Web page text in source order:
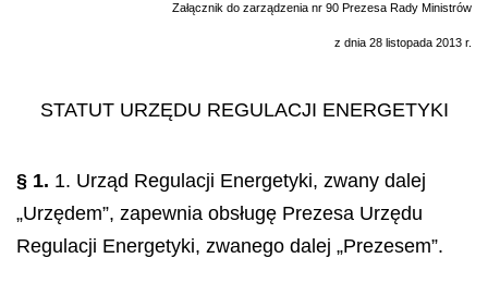
Załącznik do zarządzenia nr 90 Prezesa Rady Ministrów
z dnia 28 listopada 2013 r.
STATUT URZĘDU REGULACJI ENERGETYKI
§ 1. 1. Urząd Regulacji Energetyki, zwany dalej
„Urzędem”, zapewnia obsługę Prezesa Urzędu
Regulacji Energetyki, zwanego dalej „Prezesem”.